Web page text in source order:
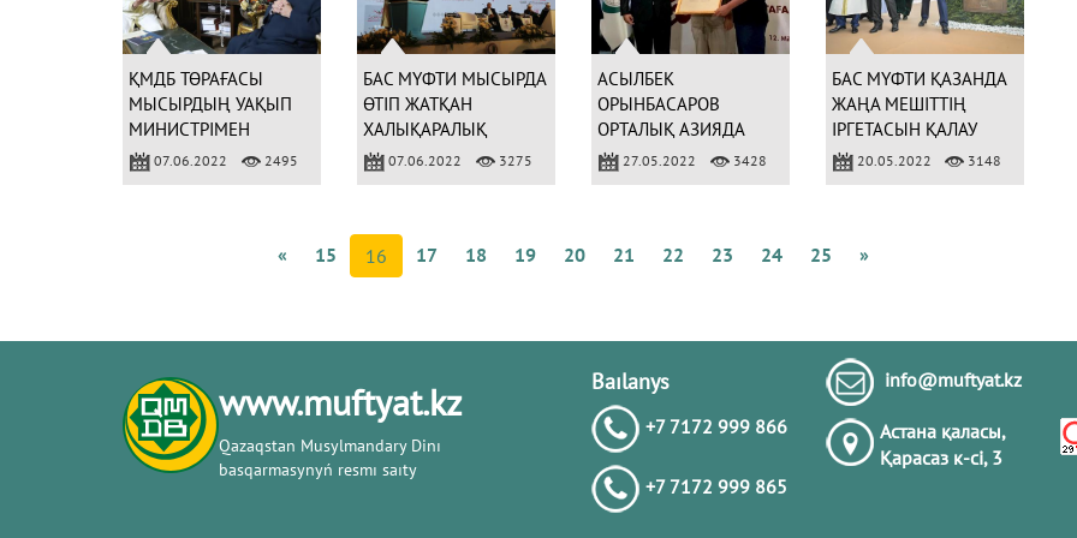
ҚМДБ ТӨРАҒАСЫ
МЫСЫРДЫҢ УАҚЫП
МИНИСТРІМЕН
КЕЗДЕСТІ (ФОТО)
07.06.2022 2495
БАС МҮФТИ МЫСЫРДА
ӨТІП ЖАТҚАН
ХАЛЫҚАРАЛЫҚ
КОНФЕРЕНЦИЯДА
БАЯНДАМА ЖАСАДЫ
07.06.2022 3275
АСЫЛБЕК
ОРЫНБАСАРОВ
ОРТАЛЫҚ АЗИЯДА
АЛҒАШ БОЛЫП ИЖАЗА
АЛДЫ (ФОТО)
27.05.2022 3428
БАС МҮФТИ ҚАЗАНДА
ЖАҢА МЕШІТТІҢ
ІРГЕТАСЫН ҚАЛАУ
РӘСІМІНЕ ҚАТЫСТЫ
(ФОТО)
20.05.2022 3148
« 15 16 17 18 19 20 21 22 23 24 25 »
www.muftyat.kz
Qazaqstan Musylmandary Dіnı
basqarmasynyń resmı saıty
Baılanys
+7 7172 999 866
+7 7172 999 865
info@muftyat.kz
Астана қаласы,
Қарасаз к-сi, 3